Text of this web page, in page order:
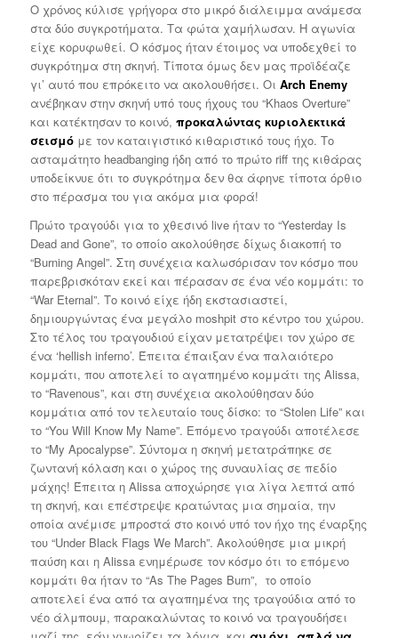
Ο χρόνος κύλισε γρήγορα στο μικρό διάλειμμα ανάμεσα
στα δύο συγκροτήματα. Τα φώτα χαμήλωσαν. Η αγωνία
είχε κορυφωθεί. Ο κόσμος ήταν έτοιμος να υποδεχθεί το
συγκρότημα στη σκηνή. Τίποτα όμως δεν μας προϊδέαζε
γι’ αυτό που επρόκειτο να ακολουθήσει. Οι Arch Enemy
ανέβηκαν στην σκηνή υπό τους ήχους του “Khaos Overture”
και κατέκτησαν το κοινό, προκαλώντας κυριολεκτικά
σεισμόμε τον καταιγιστικό κιθαριστικό τους ήχο. Το
ασταμάτητο headbanging ήδη από το πρώτο riff της κιθάρας
υποδείκνυε ότι το συγκρότημα δεν θα άφηνε τίποτα όρθιο
στο πέρασμα του για ακόμα μια φορά!
Πρώτο τραγούδι για το χθεσινό live ήταν το “Yesterday Is
Dead and Gone”, το οποίο ακολούθησε δίχως διακοπή το
“Burning Angel”. Στη συνέχεια καλωσόρισαν τον κόσμο που
παρεβρισκόταν εκεί και πέρασαν σε ένα νέο κομμάτι: το
“War Eternal”. Τo κοινό είχε ήδη εκστασιαστεί,
δημιουργώντας ένα μεγάλο moshpit στο κέντρο του χώρου.
Στο τέλος του τραγουδιού είχαν μετατρέψει τον χώρο σε
ένα ‘hellish inferno’. Έπειτα έπαιξαν ένα παλαιότερο
κομμάτι, που αποτελεί το αγαπημένο κομμάτι της Alissa,
το “Ravenous”, και στη συνέχεια ακολούθησαν δύο
κομμάτια από τον τελευταίο τους δίσκο: το “Stolen Life” και
το “You Will Know My Name”. Επόμενο τραγούδι αποτέλεσε
το “My Apocalypse”. Σύντομα η σκηνή μετατράπηκε σε
ζωντανή κόλαση και ο χώρος της συναυλίας σε πεδίο
μάχης! Έπειτα η Alissa αποχώρησε για λίγα λεπτά από
τη σκηνή, και επέστρεψε κρατώντας μια σημαία, την
οποία ανέμισε μπροστά στο κοινό υπό τον ήχο της έναρξης
του “Under Black Flags We March”. Ακολούθησε μια μικρή
παύση και η Alissa ενημέρωσε τον κόσμο ότι το επόμενο
κομμάτι θα ήταν το “As The Pages Burn”, το οποίο
αποτελεί ένα από τα αγαπημένα της τραγούδια από το
νέο άλμπουμ, παρακαλώντας το κοινό να τραγουδήσει